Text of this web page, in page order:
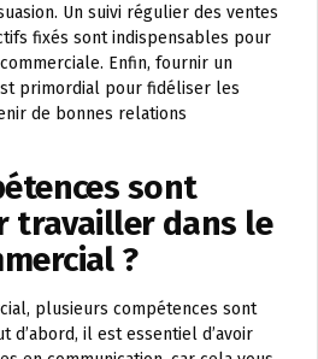
Un suivi régulier des ventes
fixés sont indispensables pour
Enfin, fournir un
primordial pour fidéliser les
de bonnes relations
sont
travailler dans le
?
plusieurs compétences sont
d’abord, il est essentiel d’avoir